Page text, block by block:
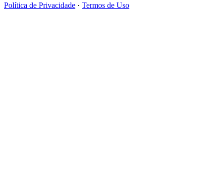
Política de Privacidade · Termos de Uso